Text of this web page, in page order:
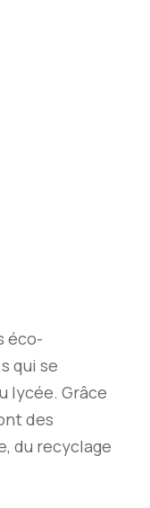
éco-
qui se
lycée. Grâce
des
du recyclage